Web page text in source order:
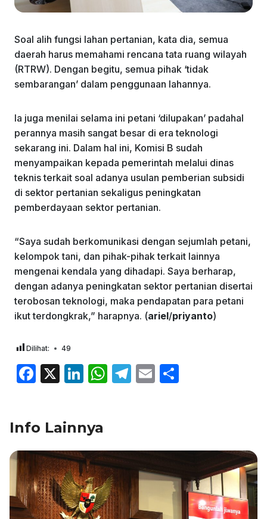
Soal alih fungsi lahan pertanian, kata dia, semua
daerah harus memahami rencana tata ruang wilayah
(RTRW). Dengan begitu, semua pihak ‘tidak
sembarangan’ dalam penggunaan lahannya.
Ia juga menilai selama ini petani ‘dilupakan’ padahal
perannya masih sangat besar di era teknologi
sekarang ini. Dalam hal ini, Komisi B sudah
menyampaikan kepada pemerintah melalui dinas
teknis terkait soal adanya usulan pemberian subsidi
di sektor pertanian sekaligus peningkatan
pemberdayaan sektor pertanian.
“Saya sudah berkomunikasi dengan sejumlah petani,
kelompok tani, dan pihak-pihak terkait lainnya
mengenai kendala yang dihadapi. Saya berharap,
dengan adanya peningkatan sektor pertanian disertai
terobosan teknologi, maka pendapatan para petani
ikut terdongkrak,” harapnya. (ariel/priyanto)
Dilihat: 49
F
e
b
o
o
k
X
Li
e
dI
n
W
A
p
p
T
a
m
E
Info Lainnya